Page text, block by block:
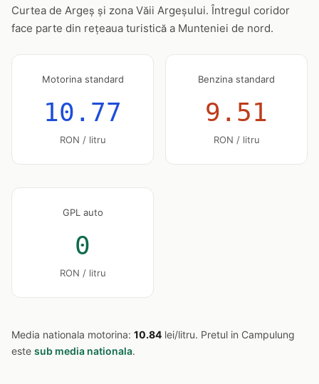
Curtea de Argeș și zona Văii Argeșului. Întregul coridor
face parte din rețeaua turistică a Munteniei de nord.
Motorina standard
10.77
RON / litru
Benzina standard
9.51
RON / litru
GPL auto
0
RON / litru
Media nationala motorina: 10.84 lei/litru. Pretul in Campulung
este sub media nationala.